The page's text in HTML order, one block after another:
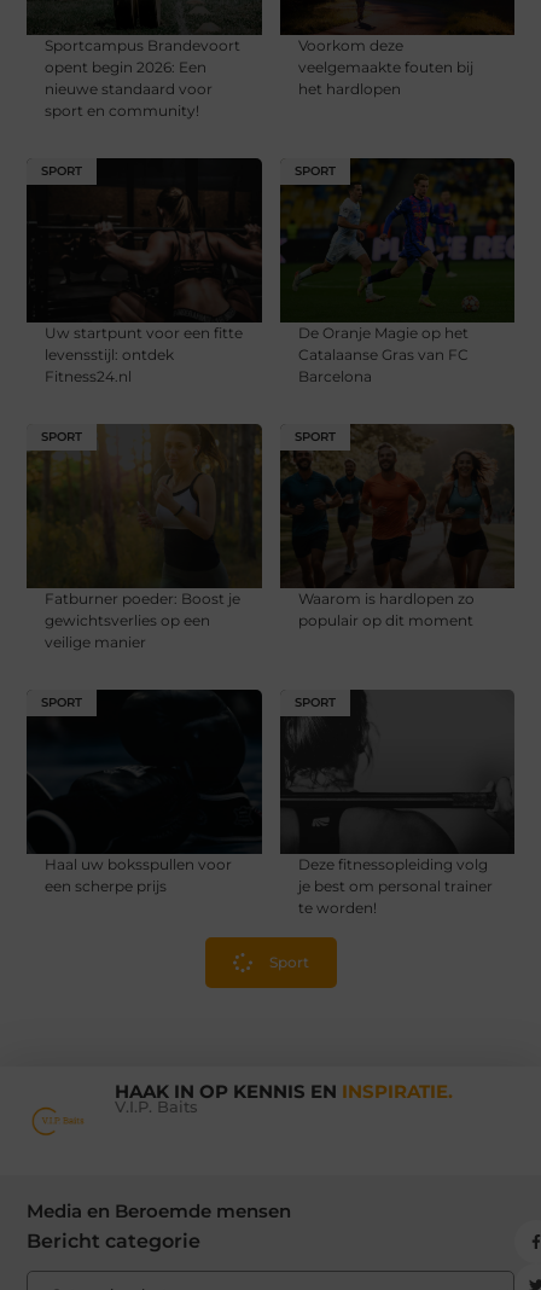
Sportcampus Brandevoort
opent begin 2026: Een
nieuwe standaard voor
sport en community!
Voorkom deze
veelgemaakte fouten bij
het hardlopen
SPORT
Uw startpunt voor een fitte
levensstijl: ontdek
Fitness24.nl
SPORT
De Oranje Magie op het
Catalaanse Gras van FC
Barcelona
SPORT
Fatburner poeder: Boost je
gewichtsverlies op een
veilige manier
SPORT
Waarom is hardlopen zo
populair op dit moment
SPORT
Haal uw boksspullen voor
een scherpe prijs
SPORT
Deze fitnessopleiding volg
je best om personal trainer
te worden!
Sport
HAAK IN OP KENNIS EN INSPIRATIE.
V.I.P. Baits
Media en Beroemde mensen
Bericht categorie